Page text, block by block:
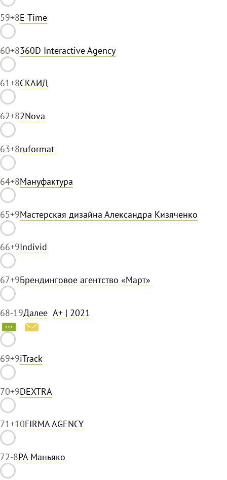
59+8E-Time
60+8360D Interactive Agency
61+8СКАИД
62+82Nova
63+8ruformat
64+8Мануфактура
65+9Мастерская дизайна Александра Кизяченко
66+9Individ
67+9Брендинговое агентство «Март»
68-19Далее A+ | 2021
69+9iTrack
70+9DEXTRA
71+10FIRMA AGENCY
72-8РА Маньяко